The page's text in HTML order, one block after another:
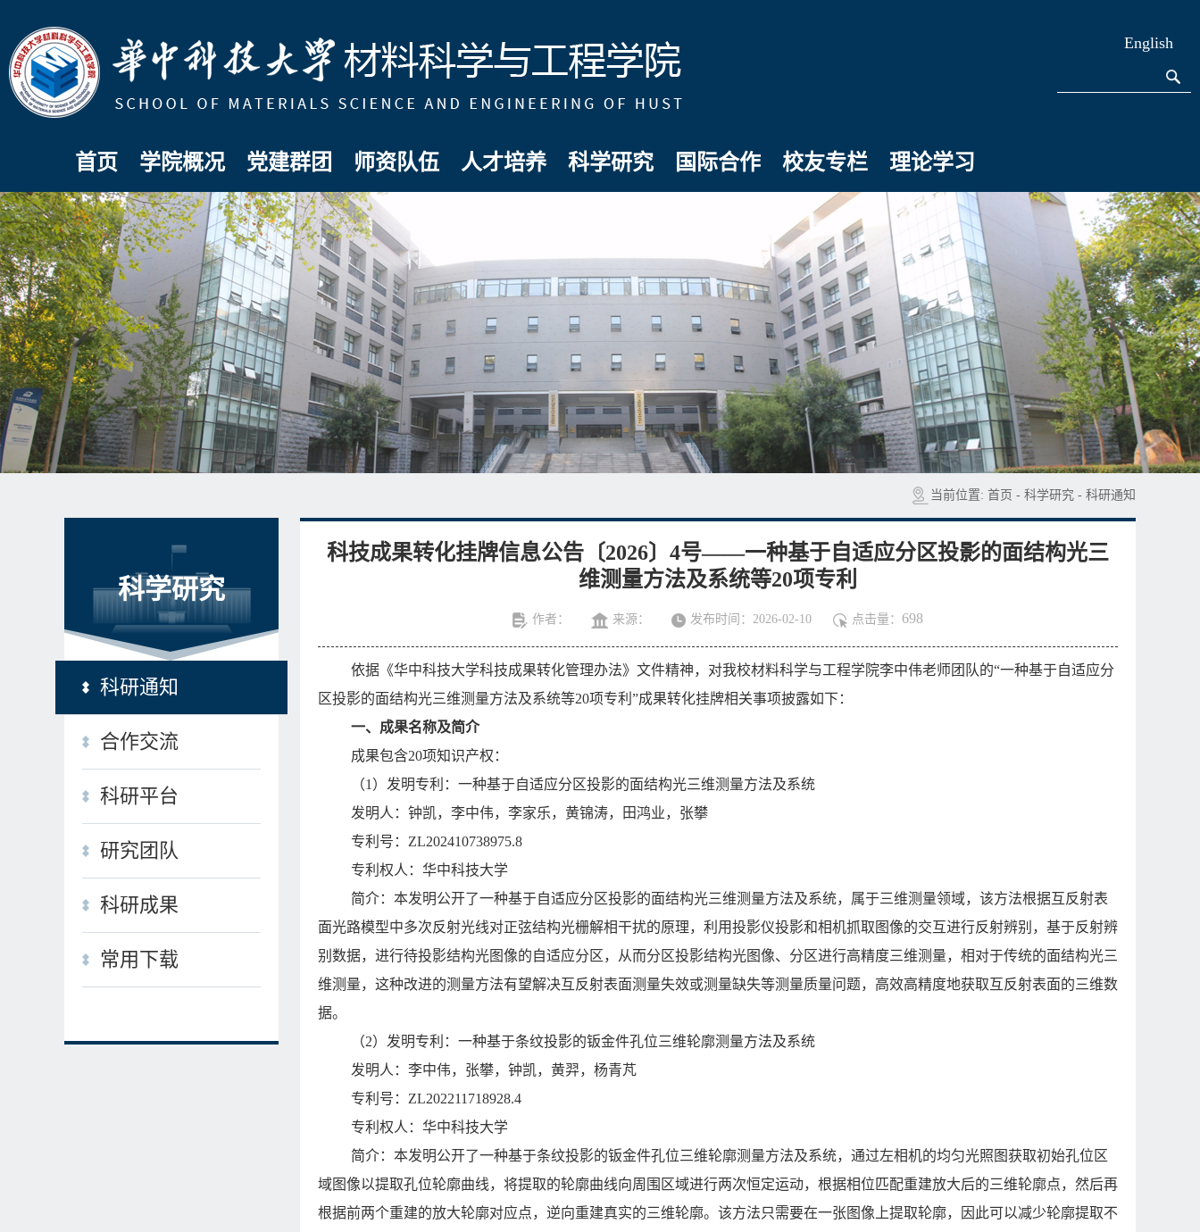
English
首页 学院概况 党建群团 师资队伍 人才培养 科学研究 国际合作 校友专栏 理论学习
当前位置: 首页 - 科学研究 - 科研通知
科学研究
科研通知
合作交流
科研平台
研究团队
科研成果
常用下载
科技成果转化挂牌信息公告〔2026〕4号——一种基于自适应分区投影的面结构光三
维测量方法及系统等20项专利
作者： 来源： 发布时间：2026-02-10 点击量： 698
依据《华中科技大学科技成果转化管理办法》文件精神，对我校材料科学与工程学院李中伟老师团队的“一种基于自适应分
区投影的面结构光三维测量方法及系统等20项专利”成果转化挂牌相关事项披露如下：
一、成果名称及简介
成果包含20项知识产权：
（1）发明专利：一种基于自适应分区投影的面结构光三维测量方法及系统
发明人：钟凯，李中伟，李家乐，黄锦涛，田鸿业，张攀
专利号：ZL202410738975.8
专利权人：华中科技大学
简介：本发明公开了一种基于自适应分区投影的面结构光三维测量方法及系统，属于三维测量领域，该方法根据互反射表
面光路模型中多次反射光线对正弦结构光栅解相干扰的原理，利用投影仪投影和相机抓取图像的交互进行反射辨别，基于反射辨
别数据，进行待投影结构光图像的自适应分区，从而分区投影结构光图像、分区进行高精度三维测量，相对于传统的面结构光三
维测量，这种改进的测量方法有望解决互反射表面测量失效或测量缺失等测量质量问题，高效高精度地获取互反射表面的三维数
据。
（2）发明专利：一种基于条纹投影的钣金件孔位三维轮廓测量方法及系统
发明人：李中伟，张攀，钟凯，黄羿，杨青芃
专利号：ZL202211718928.4
专利权人：华中科技大学
简介：本发明公开了一种基于条纹投影的钣金件孔位三维轮廓测量方法及系统，通过左相机的均匀光照图获取初始孔位区
域图像以提取孔位轮廓曲线，将提取的轮廓曲线向周围区域进行两次恒定运动，根据相位匹配重建放大后的三维轮廓点，然后再
根据前两个重建的放大轮廓对应点，逆向重建真实的三维轮廓。该方法只需要在一张图像上提取轮廓，因此可以减少轮廓提取不